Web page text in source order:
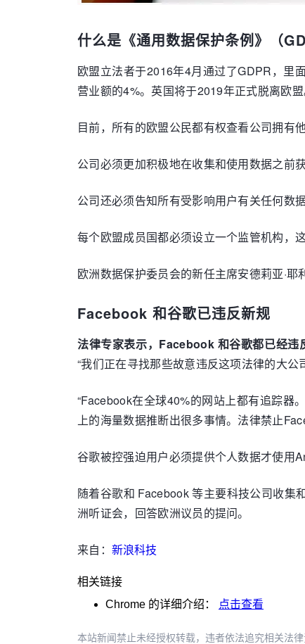
什么是《通用数据保护条例》（
欧盟立法者于2016年4月通过了GDPR，里
营业额的4%。英国将于2019年正式脱离欧
目前，所有的欧盟公民都有权查看公司拥有
公司必须更加积极地在收集和使用数据之前
公司还必须告知所有受影响用户有关任何数
每个欧盟成员国都必须设立一个监管机构，
欧洲数据保护委员会的新任主席安德莉亚·
Facebook 和谷歌已违反新规
法律专家表示，Facebook 和谷歌都已经违
“我们正在寻找那些故意违反这项法律的大
“Facebook在全球40%的网站上都有追踪器
上的海量数据推断出很多事情。法律禁止
谷歌被控强迫用户必须提供个人数据才使用
随着谷歌和 Facebook 等主要科技公司收集
洲听证会，回答欧洲议员的提问。
来自： 新浪科技
相关链接
Chrome 的详细介绍： 点击查看
本站新闻禁止未经授权转载，违者依法追究相关法